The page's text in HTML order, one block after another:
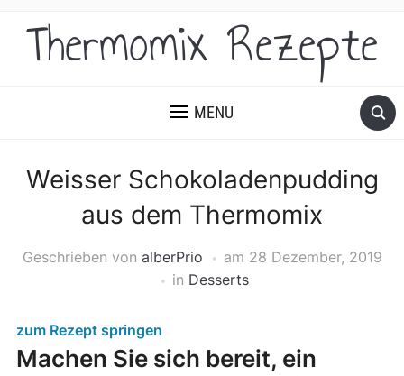
Thermomix Rezepte
MENU
Weisser Schokoladenpudding
aus dem Thermomix
Geschrieben von alberPrio am 28 Dezember, 2019
in Desserts
zum Rezept springen
Machen Sie sich bereit, ein